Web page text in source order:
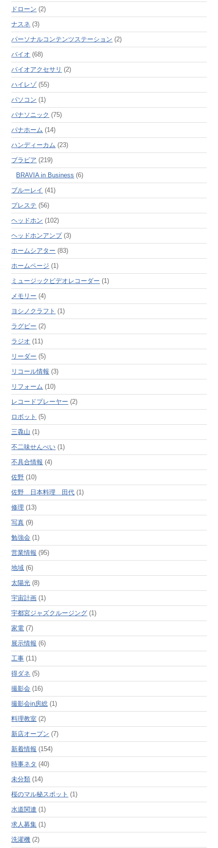
ドローン (2)
ナスネ (3)
パーソナルコンテンツステーション (2)
バイオ (68)
バイオアクセサリ (2)
ハイレゾ(55)
パソコン (1)
パナソニック (75)
パナホーム (14)
ハンディーカム (23)
ブラビア (219)
BRAVIA in Business (6)
ブルーレイ (41)
プレステ (56)
ヘッドホン (102)
ヘッドホンアンプ(3)
ホームシアター (83)
ホームページ (1)
ミュージックビデオレコーダー (1)
メモリー (4)
ヨシノクラフト (1)
ラグビー (2)
ラジオ (11)
リーダー (5)
リコール情報 (3)
リフォーム (10)
レコードプレーヤー (2)
ロボット (5)
三毳山 (1)
不二味せんべい (1)
不具合情報 (4)
佐野 (10)
佐野 日本料理 田代 (1)
修理 (13)
写真 (9)
勉強会 (1)
営業情報 (95)
地域 (6)
太陽光 (8)
宇宙計画 (1)
宇都宮ジャズクルージング (1)
家電 (7)
展示情報 (6)
工事 (11)
得ダネ (5)
撮影会 (16)
撮影会in房総 (1)
料理教室 (2)
新店オープン (7)
新着情報 (154)
時事ネタ (40)
未分類 (14)
桜のマル秘スポット (1)
水道関連 (1)
求人募集 (1)
洗濯機 (2)